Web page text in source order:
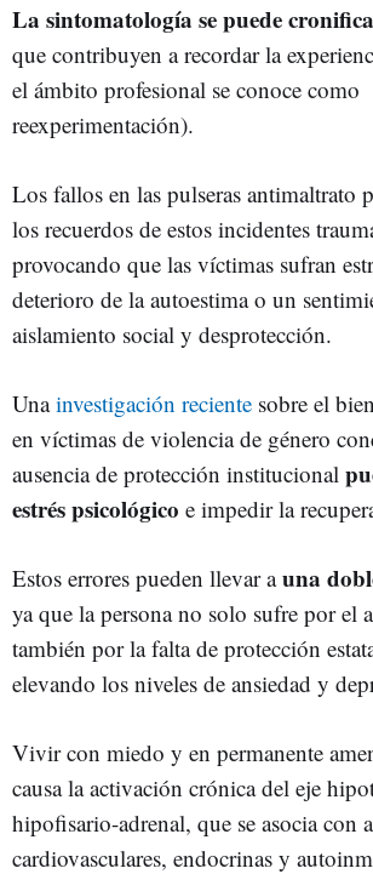
La sintomatología se puede
que contribuyen a recordar la
el ámbito profesional se conoce como
reexperimentación).
Los fallos en las pulseras antimaltrato
los recuerdos de estos incidentes
provocando que las víctimas sufran
deterioro de la autoestima o un
aislamiento social y desprotección.
Unainvestigación reciente sobre el
en víctimas de violencia de género
ausencia de protección institucional
estrés psicológico e impedir la
Estos errores pueden llevar auna
ya que la persona no solo sufre por el
también por la falta de protección
elevando los niveles de ansiedad y
Vivir con miedo y en permanente
causala activación crónica del eje
hipofisario-adrenal, que se asocia con
cardiovasculares, endocrinas y